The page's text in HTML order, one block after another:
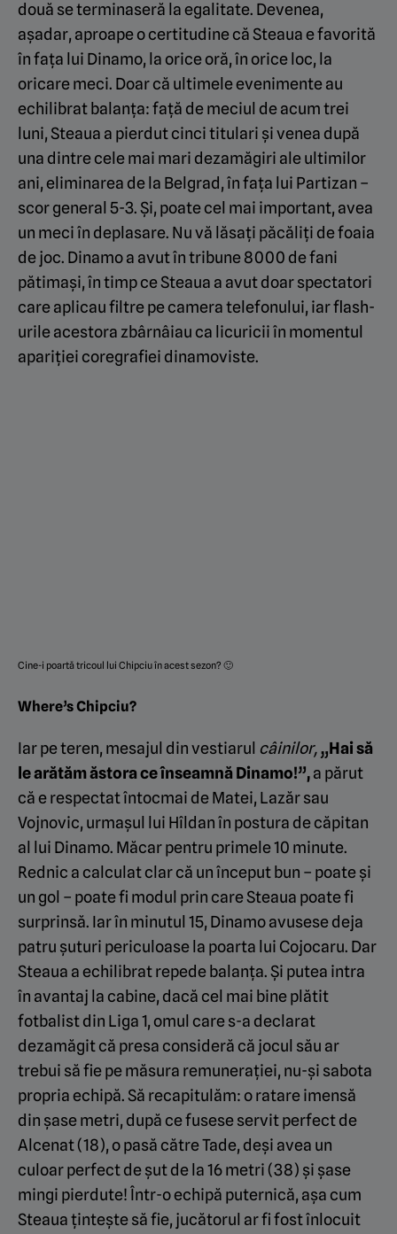
două se terminaseră la egalitate. Devenea,
așadar, aproape o certitudine că Steaua e favorită
în fața lui Dinamo, la orice oră, în orice loc, la
oricare meci. Doar că ultimele evenimente au
echilibrat balanța: față de meciul de acum trei
luni, Steaua a pierdut cinci titulari și venea după
una dintre cele mai mari dezamăgiri ale ultimilor
ani, eliminarea de la Belgrad, în fața lui Partizan –
scor general 5-3. Și, poate cel mai important, avea
un meci în deplasare. Nu vă lăsați păcăliți de foaia
de joc. Dinamo a avut în tribune 8000 de fani
pătimași, în timp ce Steaua a avut doar spectatori
care aplicau filtre pe camera telefonului, iar flash-
urile acestora zbârnâiau ca licuricii în momentul
apariției coregrafiei dinamoviste.
Cine-i poartă tricoul lui Chipciu în acest sezon? 🙂
Where’s Chipciu?
Iar pe teren, mesajul din vestiarul câinilor,„Hai să
le arătăm ăstora ce înseamnă Dinamo!”,a părut
că e respectat întocmai de Matei, Lazăr sau
Vojnovic, urmașul lui Hîldan în postura de căpitan
al lui Dinamo. Măcar pentru primele 10 minute.
Rednic a calculat clar că un început bun – poate și
un gol – poate fi modul prin care Steaua poate fi
surprinsă. Iar în minutul 15, Dinamo avusese deja
patru șuturi periculoase la poarta lui Cojocaru. Dar
Steaua a echilibrat repede balanța. Și putea intra
în avantaj la cabine, dacă cel mai bine plătit
fotbalist din Liga 1, omul care s-a declarat
dezamăgit că presa consideră că jocul său ar
trebui să fie pe măsura remunerației, nu-și sabota
propria echipă. Să recapitulăm: o ratare imensă
din șase metri, după ce fusese servit perfect de
Alcenat (18), o pasă către Tade, deși avea un
culoar perfect de șut de la 16 metri (38) și șase
mingi pierdute! Într-o echipă puternică, așa cum
Steaua țintește să fie, jucătorul ar fi fost înlocuit